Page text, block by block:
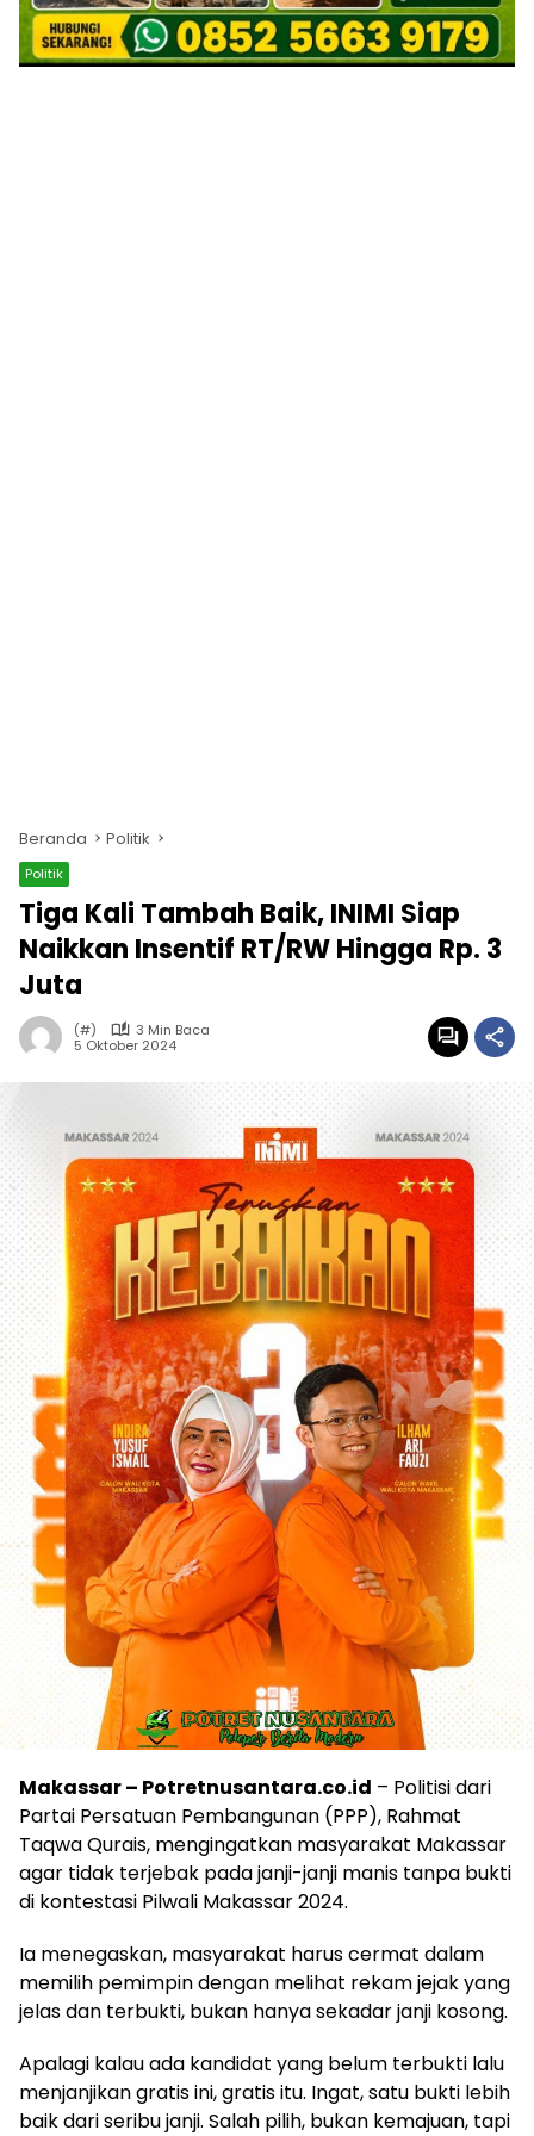
Beranda Politik
Politik
Tiga Kali Tambah Baik, INIMI Siap
Naikkan Insentif RT/RW Hingga Rp. 3
Juta
(#)
3 Min Baca
5 Oktober 2024
Makassar – Potretnusantara.co.id – Politisi dari
Partai Persatuan Pembangunan (PPP), Rahmat
Taqwa Qurais, mengingatkan masyarakat Makassar
agar tidak terjebak pada janji-janji manis tanpa bukti
di kontestasi Pilwali Makassar 2024.
Ia menegaskan, masyarakat harus cermat dalam
memilih pemimpin dengan melihat rekam jejak yang
jelas dan terbukti, bukan hanya sekadar janji kosong.
Apalagi kalau ada kandidat yang belum terbukti lalu
menjanjikan gratis ini, gratis itu. Ingat, satu bukti lebih
baik dari seribu janji. Salah pilih, bukan kemajuan, tapi